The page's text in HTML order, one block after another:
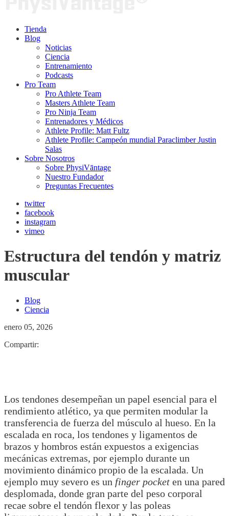
Tienda
Blog
Noticias
Ciencia
Entrenamiento
Podcasts
Pro Team
Pro Athlete Team
Masters Athlete Team
Pro Ninja Team
Entrenadores y Médicos
Athlete Profile: Matt Fultz
Athlete Profile: Campeón mundial Paraclimber Justin
Salas
Sobre Nosotros
Sobre PhysiVāntage
Nuestro Fundador
Preguntas Frecuentes
twitter
facebook
instagram
vimeo
Estructura del tendón y matriz
muscular
Blog
Ciencia
enero 05, 2026
Compartir:
Los tendones desempeñan un papel esencial para el
rendimiento atlético, ya que permiten modular la
transferencia de fuerza del músculo al hueso. En la
escalada en roca, los tendones y ligamentos de
brazos y hombros están expuestos a exigencias
mecánicas extremas, por ejemplo durante un
movimiento dinámico propio de la escalada. Un
ejemplo muy severo es un finger pocket en una pared
desplomada, donde gran parte del peso corporal
recae sobre el tendón flexor y las poleas